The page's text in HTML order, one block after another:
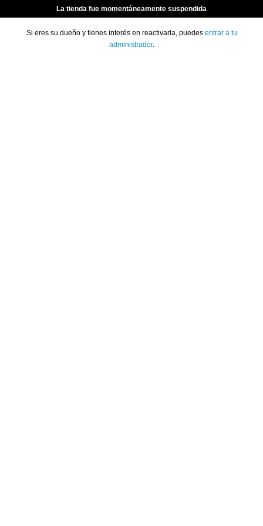
La tienda fue momentáneamente suspendida
Si eres su dueño y tienes interés en reactivarla, puedes entrar a tu
administrador.